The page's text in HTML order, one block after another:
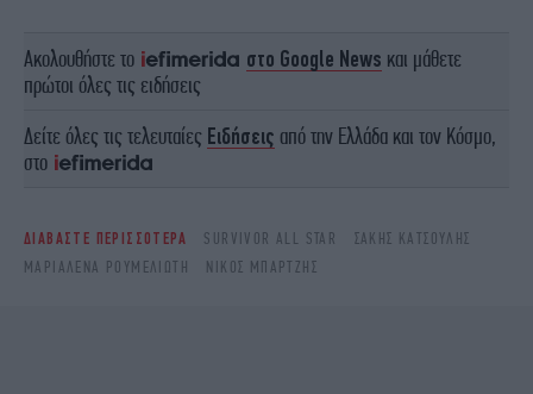
Ακολουθήστε το στο Google News και μάθετε
πρώτοι όλες τις ειδήσεις
Δείτε όλες τις τελευταίες Ειδήσεις από την Ελλάδα και τον Κόσμο,
στο
ΔΙΑΒΑΣΤΕ ΠΕΡΙΣΣΟΤΕΡΑ SURVIVOR ALL STAR
ΣΑΚΗΣ ΚΑΤΣΟΥΛΗΣ
ΜΑΡΙΑΛΕΝΑ ΡΟΥΜΕΛΙΩΤΗ
ΝΙΚΟΣ ΜΠΑΡΤΖΗΣ